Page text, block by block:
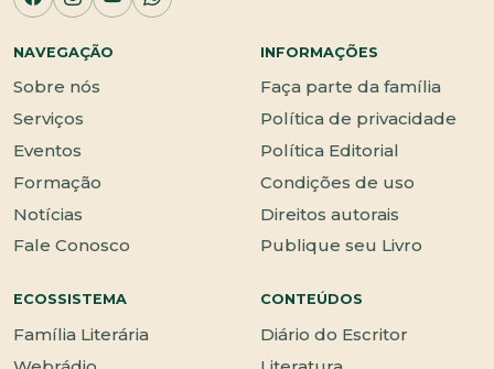
NAVEGAÇÃO
Sobre nós
Serviços
Eventos
Formação
Notícias
Fale Conosco
INFORMAÇÕES
Faça parte da família
Política de privacidade
Política Editorial
Condições de uso
Direitos autorais
Publique seu Livro
ECOSSISTEMA
Família Literária
CONTEÚDOS
Diário do Escritor